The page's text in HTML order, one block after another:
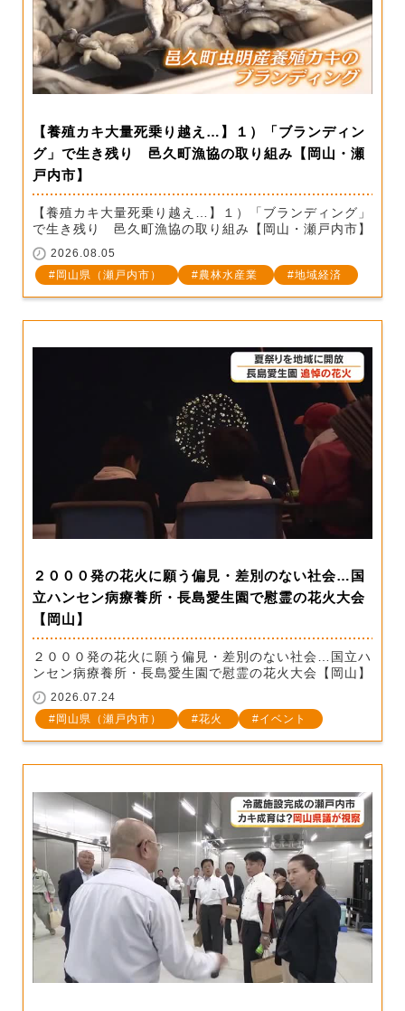
【養殖カキ大量死乗り越え…】１）「ブランディン
グ」で生き残り 邑久町漁協の取り組み【岡山・瀬
戸内市】
【養殖カキ大量死乗り越え…】１）「ブランディング」
で生き残り 邑久町漁協の取り組み【岡山・瀬戸内市】
2026.08.05
岡山県（瀬戸内市）
農林水産業 地域経済
２０００発の花火に願う偏見・差別のない社会…国
立ハンセン病療養所・長島愛生園で慰霊の花火大会
【岡山】
２０００発の花火に願う偏見・差別のない社会…国立ハ
ンセン病療養所・長島愛生園で慰霊の花火大会【岡山】
2026.07.24
岡山県（瀬戸内市）
花火 イベント